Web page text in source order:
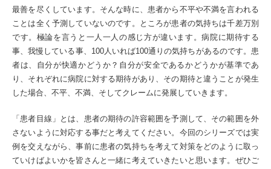
最善を尽くしています。そんな時に、患者から不平や不満を言われる
ことは全く予測していないのです。ところが患者の気持ちは千差万別
です。極論を言うと一人一人の感じ方が違います。病院に期待する
事、我慢している事、100人いれば100通りの気持ちがあるのです。患
者は、自分が快適かどうか？自分が安全であるかどうかが基準であ
り、それぞれに病院に対する期待があり、その期待と違うことが発生
した場合、不平、不満、そしてクレームに発展していきます。
「患者目線」とは、患者の期待の許容範囲を予測して、その範囲を外
さないように対応する事だと考えてください。今回のシリーズでは実
例を交えながら、事前に患者の気持ちを考えて対策をどのように取っ
ていけばよいかを皆さんと一緒に考えていきたいと思います。ぜひご